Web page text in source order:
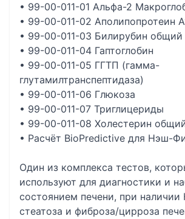
• 99-00-011-01 Альфа-2
• 99-00-011-02 Аполипопротеин
• 99-00-011-03 Билирубин общий
• 99-00-011-04 Гаптоглобин
• 99-00-011-05 ГГТП (гамма-
глутамилтранспептидаза)
• 99-00-011-06 Глюкоза
• 99-00-011-07 Триглицериды
• 99-00-011-08 Холестерин
• Расчёт BioPredictive для Нэш-
Один из комплекса тестов,
используют для диагностики и
состоянием печени, при наличии
стеатоза и фиброза/цирроза